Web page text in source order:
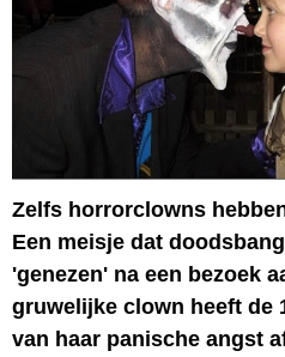
Zelfs horrorclowns
Een meisje dat
'genezen' na een bezoek
gruwelijke clown heeft de
van haar panische angst